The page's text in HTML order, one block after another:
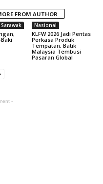
FROM AUTHOR
Nasional
KLFW 2026 Jadi Pentas
Perkasa Produk
Tempatan, Batik
Malaysia Tembusi
Pasaran Global
-